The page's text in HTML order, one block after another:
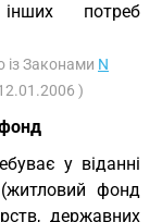
потреб
із Законами N
)
у віданні
фонд
державних